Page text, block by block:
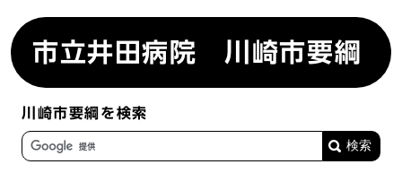
市立井田病院 川崎市要綱
川崎市要綱を検索